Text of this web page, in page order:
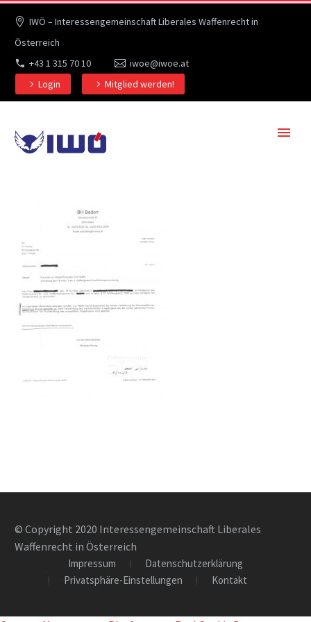
IWÖ – Interessengemeinschaft Liberales Waffenrecht in
Österreich
+43 1 315 70 10
iwoe@iwoe.at
Login
Mitglied werden!
© Copyright 2020 Interessengemeinschaft Liberales
Waffenrecht in Österreich
Impressum
Datenschutzerklärung
Privatsphäre-Einstellungen
Kontakt